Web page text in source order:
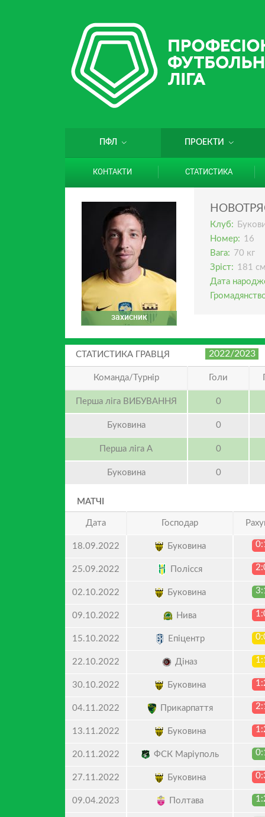
ПФЛ ПРОЕКТИ
КОНТАКТИ СТАТИСТИКА
захисник
Клуб:
Номер: 16
Вага: 70 кг
Зріст: 181
Дата
СТАТИСТИКА ГРАВЦЯ 2022/2023
Команда/Турнір Голи
Перша ліга ВИБУВАННЯ 0
Буковина 0
Перша ліга А 0
Буковина 0
МАТЧІ
Дата Господар
18.09.2022 Буковина
25.09.2022 Полісся
02.10.2022 Буковина
09.10.2022 Нива
15.10.2022 Епіцентр
22.10.2022 Діназ
30.10.2022 Буковина
04.11.2022 Прикарпаття
13.11.2022 Буковина
20.11.2022 ФСК Маріуполь
27.11.2022 Буковина
09.04.2023 Полтава